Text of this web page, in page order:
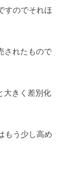
すのでそれほ
されたもので
大きく差別化
もう少し高め